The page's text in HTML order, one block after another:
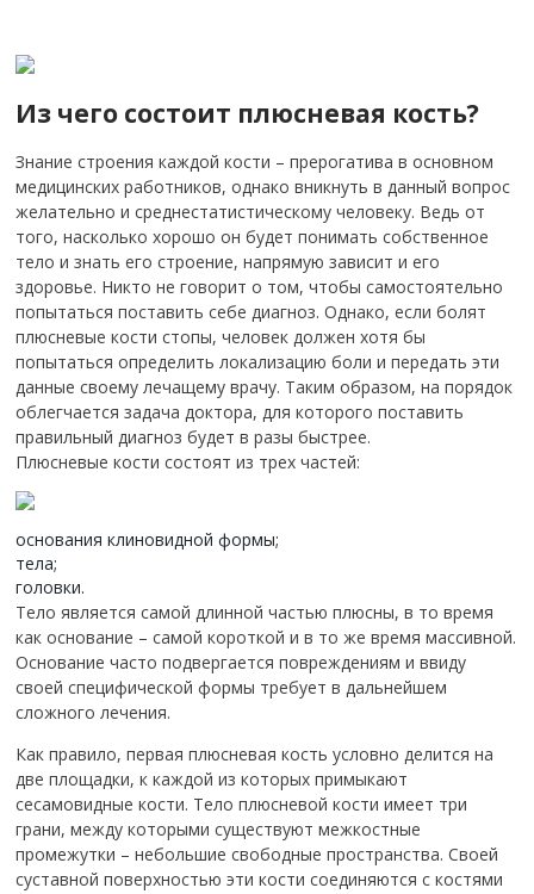
Из чего состоит плюсневая кость?
Знание строения каждой кости – прерогатива в основном
медицинских работников, однако вникнуть в данный вопрос
желательно и среднестатистическому человеку. Ведь от
того, насколько хорошо он будет понимать собственное
тело и знать его строение, напрямую зависит и его
здоровье. Никто не говорит о том, чтобы самостоятельно
попытаться поставить себе диагноз. Однако, если болят
плюсневые кости стопы, человек должен хотя бы
попытаться определить локализацию боли и передать эти
данные своему лечащему врачу. Таким образом, на порядок
облегчается задача доктора, для которого поставить
правильный диагноз будет в разы быстрее.
Плюсневые кости состоят из трех частей:
основания клиновидной формы;
тела;
головки.
Тело является самой длинной частью плюсны, в то время
как основание – самой короткой и в то же время массивной.
Основание часто подвергается повреждениям и ввиду
своей специфической формы требует в дальнейшем
сложного лечения.
Как правило, первая плюсневая кость условно делится на
две площадки, к каждой из которых примыкают
сесамовидные кости. Тело плюсневой кости имеет три
грани, между которыми существуют межкостные
промежутки – небольшие свободные пространства. Своей
суставной поверхностью эти кости соединяются с костями